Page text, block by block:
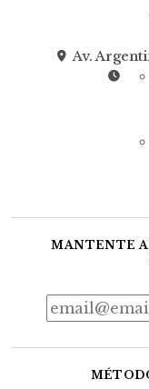
Av.
MANTENTE